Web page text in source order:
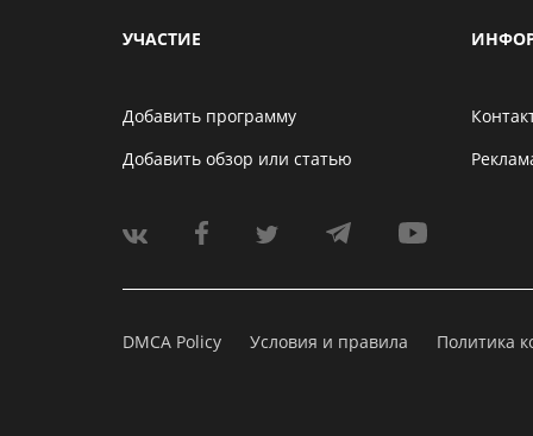
УЧАСТИЕ
Добавить программу
Добавить обзор или статью
DMCA Policy Условия и правила Политика